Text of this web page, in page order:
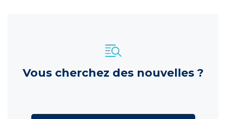
Vous cherchez des nouvelles ?